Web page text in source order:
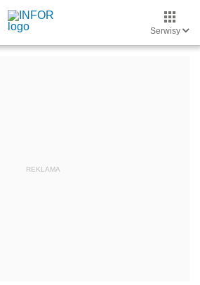
Serwisy